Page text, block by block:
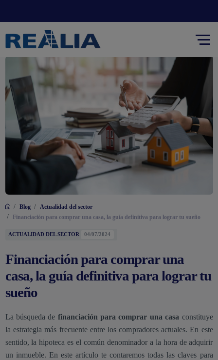
/ Blog / Actualidad del sector
/ Financiación para comprar una casa, la guía definitiva para lograr tu sueño
ACTUALIDAD DEL SECTOR 04/07/2024
Financiación para comprar una
casa, la guía definitiva para lograr tu
sueño
La búsqueda de financiación para comprar una casa constituye
la estrategia más frecuente entre los compradores actuales. En este
sentido, la hipoteca es el común denominador a la hora de adquirir
un inmueble. En este artículo te contaremos todas las claves para